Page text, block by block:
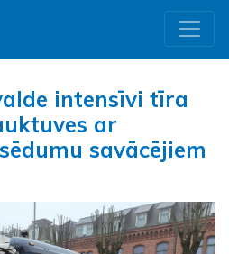
intensīvi tīra
ar
savācējiem